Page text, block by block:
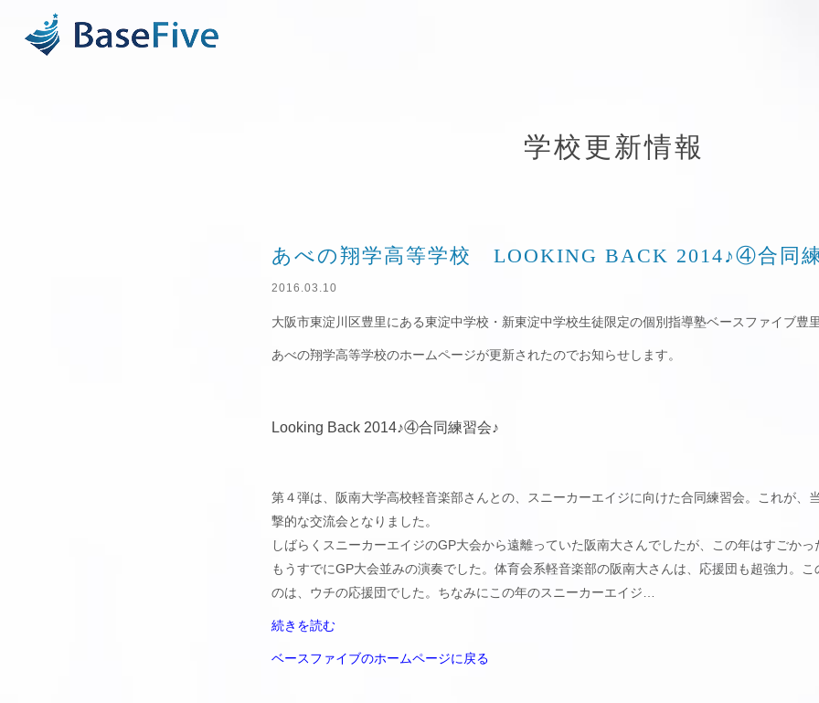
学校更新情報
あべの翔学高等学校 LOOKING BACK 2014♪④合同
2016.03.10
大阪市東淀川区豊里にある東淀中学校・新東淀中学校生徒限定の個別指導塾ベースファイブ豊里
あべの翔学高等学校のホームページが更新されたのでお知らせします。
Looking Back 2014♪④合同練習会♪
第４弾は、阪南大学高校軽音楽部さんとの、スニーカーエイジに向けた合同練習会。これが、
撃的な交流会となりました。
しばらくスニーカーエイジのGP大会から遠離っていた阪南大さんでしたが、この年はすごか
もうすでにGP大会並みの演奏でした。体育会系軽音楽部の阪南大さんは、応援団も超強力。こ
のは、ウチの応援団でした。ちなみにこの年のスニーカーエイジ…
続きを読む
ベースファイブのホームページに戻る